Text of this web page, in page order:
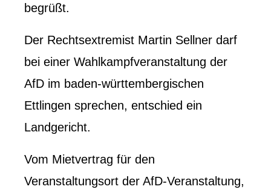
begrüßt.
Der Rechtsextremist Martin Sellner darf
bei einer Wahlkampfveranstaltung der
AfD im baden-württembergischen
Ettlingen sprechen, entschied ein
Landgericht.
Vom Mietvertrag für den
Veranstaltungsort der AfD-Veranstaltung,